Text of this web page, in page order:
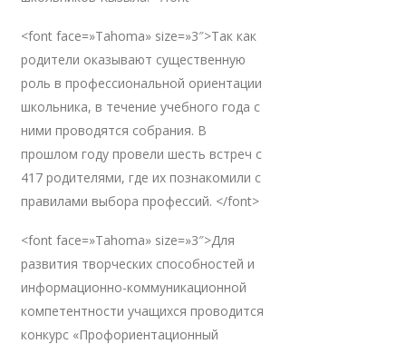
<font face=»Tahoma» size=»3″>Так как
родители оказывают существенную
роль в профессиональной ориентации
школьника, в течение учебного года с
ними проводятся собрания. В
прошлом году провели шесть встреч с
417 родителями, где их познакомили с
правилами выбора профессий. </font>
<font face=»Tahoma» size=»3″>Для
развития творческих способностей и
информационно-коммуникационной
компетентности учащихся проводится
конкурс «Профориентационный